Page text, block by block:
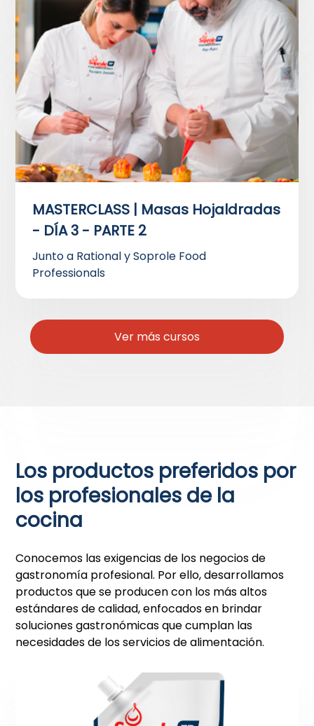
MASTERCLASS | Masas Hojaldradas
- DÍA 3 - PARTE 2
Junto a Rational y Soprole Food
Professionals
Ver más cursos
Los productos preferidos por
los profesionales de la
cocina
Conocemos las exigencias de los negocios de
gastronomía profesional. Por ello, desarrollamos
productos que se producen con los más altos
estándares de calidad, enfocados en brindar
soluciones gastronómicas que cumplan las
necesidades de los servicios de alimentación.